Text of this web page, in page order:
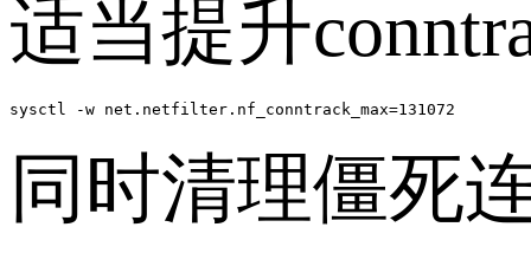
适当提升
sysctl -w net.netfilter.nf_conntrack_max=131072
同时清理僵死